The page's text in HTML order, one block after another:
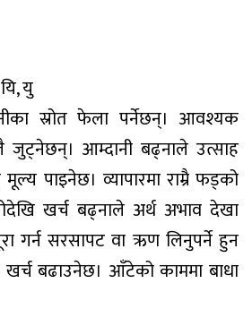
यु
स्रोत फेला पर्नेछन्। आवश्यक
आम्दानी बढ्नाले उत्साह
पाइनेछ। व्यापारमा राम्रै फड्को
खर्च बढ्नाले अर्थ अभाव देखा
गर्न सरसापट वा ऋण लिनुपर्ने हुन
बढाउनेछ। आँटेको काममा बाधा